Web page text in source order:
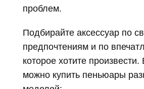
проблем.
Подбирайте аксессуар по
предпочтениям и по
которое хотите
можно купить пеньюары